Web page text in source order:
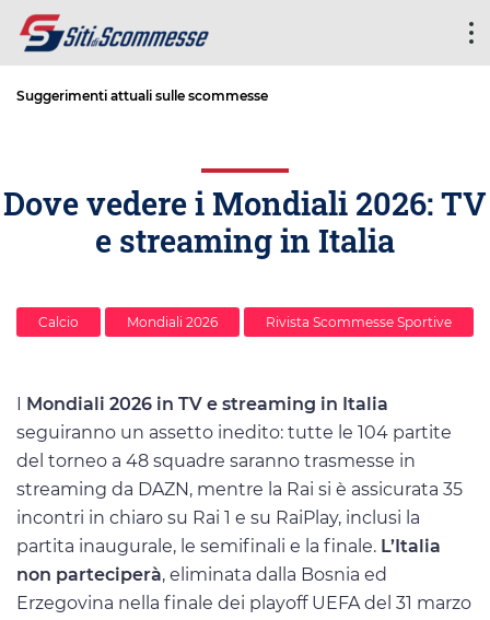
Suggerimenti attuali sulle scommesse
Dove vedere i Mondiali 2026: TV
e streaming in Italia
Calcio Mondiali 2026 Rivista Scommesse Sportive
Mondiali 2026 in TV e streaming in Italia
seguiranno un assetto inedito: tutte le 104 partite
del torneo a 48 squadre saranno trasmesse in
streaming da DAZN, mentre la Rai si è assicurata 35
incontri in chiaro su Rai 1 e su RaiPlay, inclusi la
partita inaugurale, le semifinali e la finale. L’Italia
non parteciperà, eliminata dalla Bosnia ed
Erzegovina nella finale dei playoff UEFA del 31 marzo